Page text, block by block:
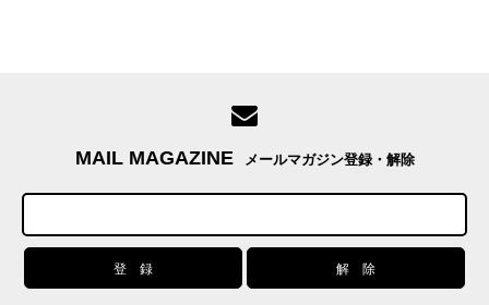
MAIL MAGAZINE メールマガジン登録・解除